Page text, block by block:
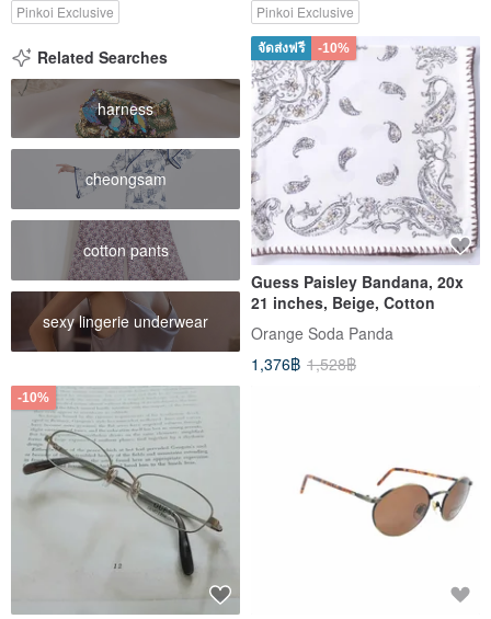
Pinkoi Exclusive Pinkoi Exclusive
Related Searches
harness
cheongsam
cotton pants
sexy lingerie underwear
จัดส่งฟรี -10%
Guess Paisley Bandana, 20x
21 inches, Beige, Cotton
Orange​ Soda​ Panda
1,376฿ 1,528฿
-10%